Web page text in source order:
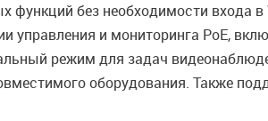
функций без необходимости входа
и мониторинга PoE,
режим для задач
оборудования. Также